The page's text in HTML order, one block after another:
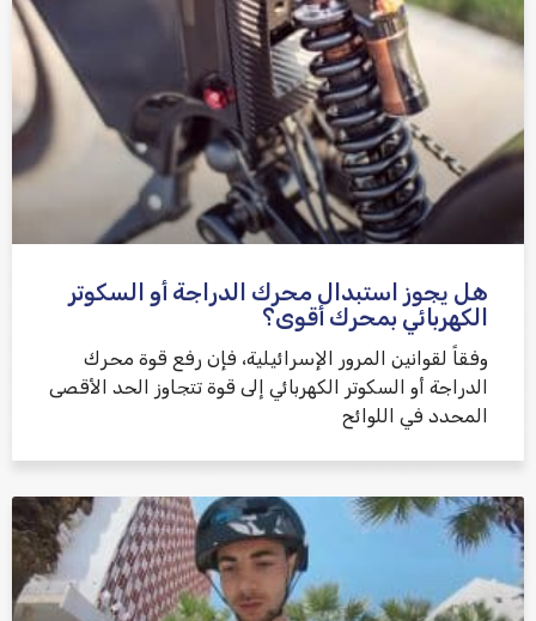
هل يجوز استبدال محرك الدراجة أو السكوتر
الكهربائي بمحرك أقوى؟
وفقاً لقوانين المرور الإسرائيلية، فإن رفع قوة محرك
الدراجة أو السكوتر الكهربائي إلى قوة تتجاوز الحد الأقصى
المحدد في اللوائح